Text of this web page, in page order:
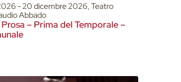
- 20 dicembre 2026, Teatro
Abbado
– Prima del Temporale –